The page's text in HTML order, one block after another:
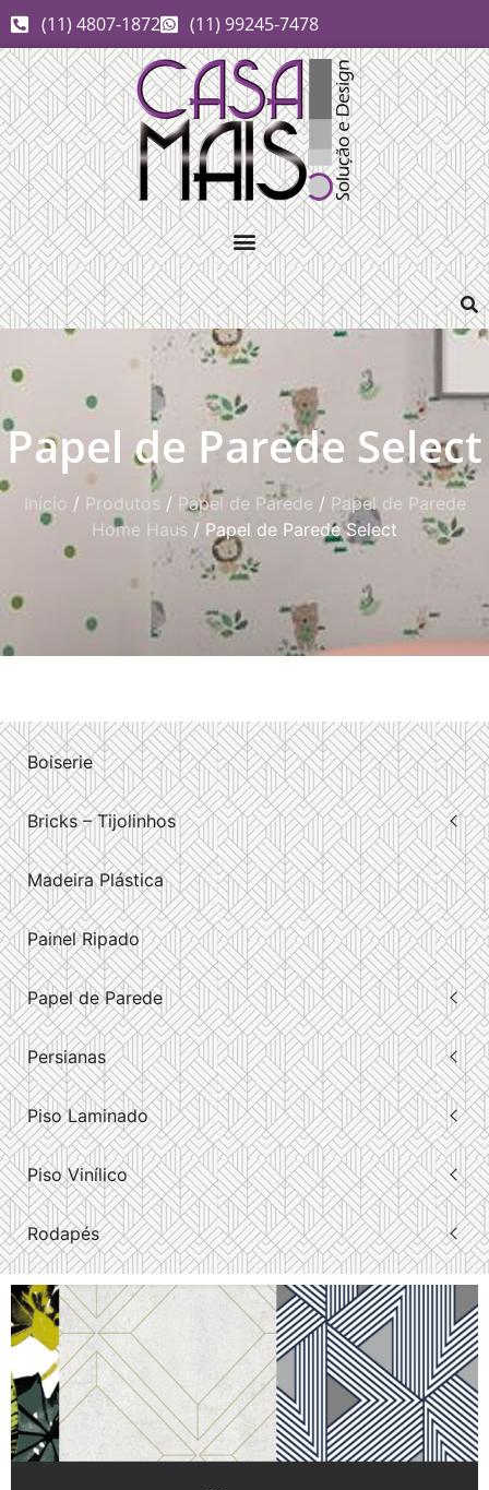
(11) 4807-1872 (11) 99245-7478
Papel de Parede Select
Início / Produtos / Papel de Parede / Papel de Parede
Home Haus / Papel de Parede Select
Boiserie
Bricks – Tijolinhos
Madeira Plástica
Painel Ripado
Papel de Parede
Persianas
Piso Laminado
Piso Vinílico
Rodapés